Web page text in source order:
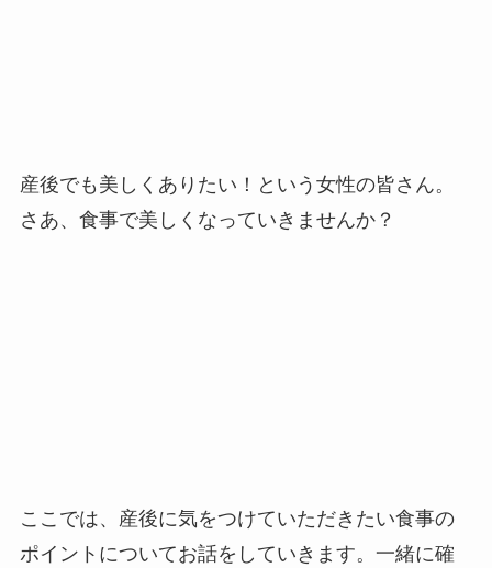
産後でも美しくありたい！という女性の皆さん。
さあ、食事で美しくなっていきませんか？
ここでは、産後に気をつけていただきたい食事の
ポイントについてお話をしていきます。一緒に確